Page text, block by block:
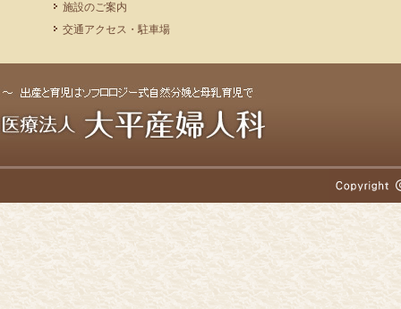
施設のご案内
交通アクセス・駐車場